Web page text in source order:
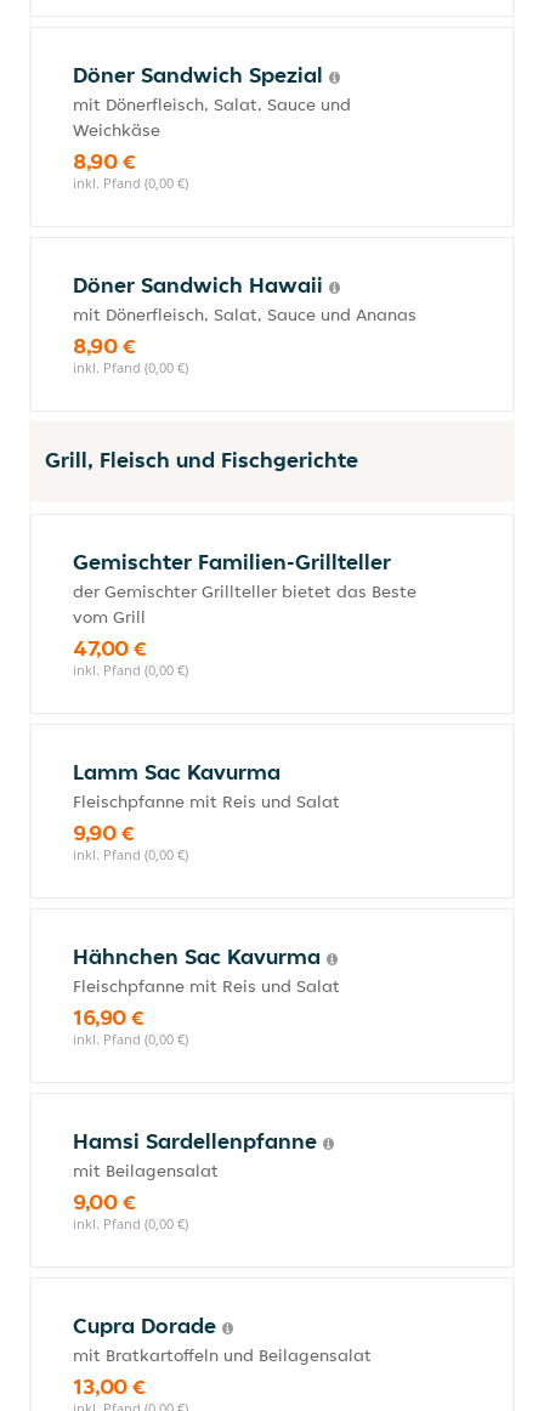
Döner Sandwich Spezial
mit Dönerfleisch, Salat, Sauce und
Weichkäse
8,90 €
inkl. Pfand (0,00 €)
Döner Sandwich Hawaii
mit Dönerfleisch, Salat, Sauce und Ananas
8,90 €
inkl. Pfand (0,00 €)
Grill, Fleisch und Fischgerichte
Gemischter Familien-Grillteller
der Gemischter Grillteller bietet das Beste
vom Grill
47,00 €
inkl. Pfand (0,00 €)
Lamm Sac Kavurma
Fleischpfanne mit Reis und Salat
9,90 €
inkl. Pfand (0,00 €)
Hähnchen Sac Kavurma
Fleischpfanne mit Reis und Salat
16,90 €
inkl. Pfand (0,00 €)
Hamsi Sardellenpfanne
mit Beilagensalat
9,00 €
inkl. Pfand (0,00 €)
Cupra Dorade
mit Bratkartoffeln und Beilagensalat
13,00 €